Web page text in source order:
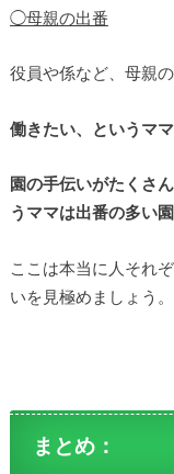
◯母親の出番
役員や係など、母親
働きたい、というマ
園の手伝いがたくさ
うママは出番の多い
ここは本当に人それ
いを見極めましょう。
まとめ：